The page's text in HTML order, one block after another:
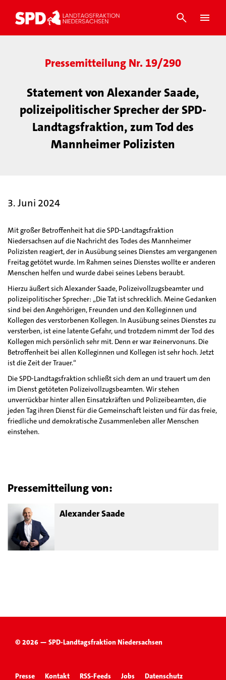
Pressemitteilung Nr. 19/290
Statement von Alexander Saade,
polizeipolitischer Sprecher der SPD-
Landtagsfraktion, zum Tod des
Mannheimer Polizisten
3. Juni 2024
Mit großer Betroffenheit hat die SPD-Landtagsfraktion
Niedersachsen auf die Nachricht des Todes des Mannheimer
Polizisten reagiert, der in Ausübung seines Dienstes am vergangenen
Freitag getötet wurde. Im Rahmen seines Dienstes wollte er anderen
Menschen helfen und wurde dabei seines Lebens beraubt.
Hierzu äußert sich Alexander Saade, Polizeivollzugsbeamter und
polizeipolitischer Sprecher: „Die Tat ist schrecklich. Meine Gedanken
sind bei den Angehörigen, Freunden und den Kolleginnen und
Kollegen des verstorbenen Kollegen. In Ausübung seines Dienstes zu
versterben, ist eine latente Gefahr, und trotzdem nimmt der Tod des
Kollegen mich persönlich sehr mit. Denn er war #einervonuns. Die
Betroffenheit bei allen Kolleginnen und Kollegen ist sehr hoch. Jetzt
ist die Zeit der Trauer.“
Die SPD-Landtagsfraktion schließt sich dem an und trauert um den
im Dienst getöteten Polizeivollzugsbeamten. Wir stehen
unverrückbar hinter allen Einsatzkräften und Polizeibeamten, die
jeden Tag ihren Dienst für die Gemeinschaft leisten und für das freie,
friedliche und demokratische Zusammenleben aller Menschen
einstehen.
Pressemitteilung von:
Alexander Saade
© 2026 — SPD-Landtagsfraktion Niedersachsen
Presse Kontakt RSS-Feeds Jobs Datenschutz